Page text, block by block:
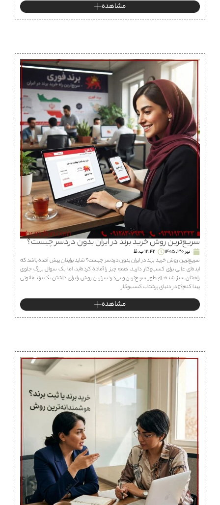
مشاهده
سریع‌ترین روش خرید برند در ایران بدون دردسر چیست؟
تیر 30, 1405
12:42 ب.ظ
سریع‌ترین روش خرید برند در ایران بدون دردسر چیست؟ شاید برایتان پیش آمده باشد که
ایده‌ای عالی برای کسب‌وکار دارید، همه چیز را آماده کرده‌اید، اما یک سوال بزرگ جلوی
راهتان سبز شده: «چطور سریع‌ترین و بی‌دردسرترین روش را برای داشتن یک برند قانونی
پیدا کنم؟» در دنیای پرشتاب کسب‌وکار
مشاهده